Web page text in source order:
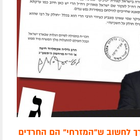
לחשוב ש"המזרחי" הם החרדים